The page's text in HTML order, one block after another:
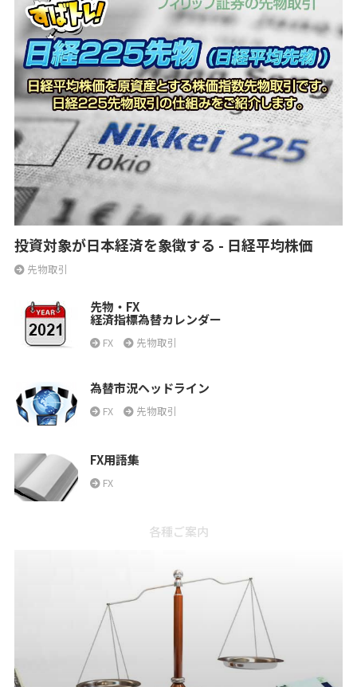
投資対象が日本経済を象徴する - 日経平均株価
先物取引
先物・FX
経済指標為替カレンダー
FX 先物取引
為替市況ヘッドライン
FX 先物取引
FX用語集
FX
各種ご案内